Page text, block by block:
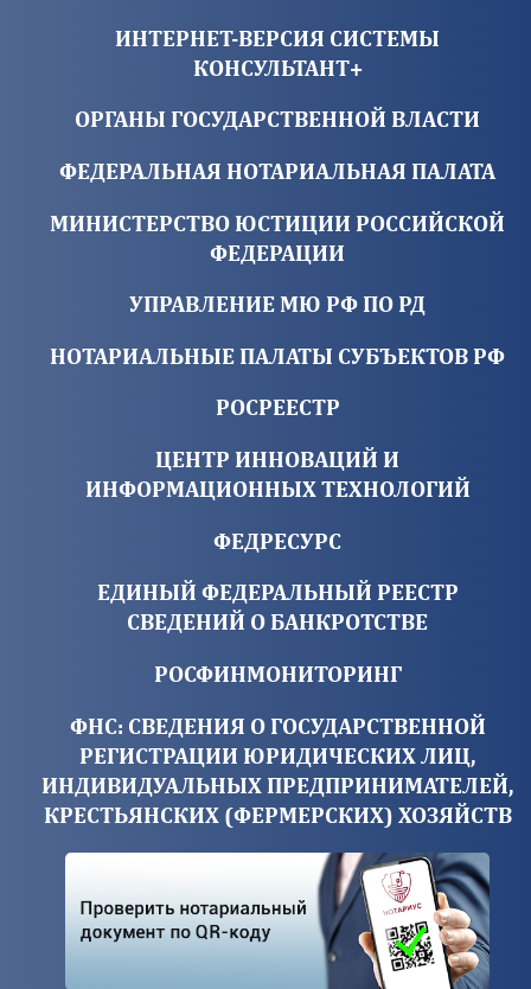
ИНТЕРНЕТ-ВЕРСИЯ СИСТЕМЫ
КОНСУЛЬТАНТ+
ОРГАНЫ ГОСУДАРСТВЕННОЙ ВЛАСТИ
ФЕДЕРАЛЬНАЯ НОТАРИАЛЬНАЯ ПАЛАТА
МИНИСТЕРСТВО ЮСТИЦИИ РОССИЙСКОЙ
ФЕДЕРАЦИИ
УПРАВЛЕНИЕ МЮ РФ ПО РД
НОТАРИАЛЬНЫЕ ПАЛАТЫ СУБЪЕКТОВ РФ
РОСРЕЕСТР
ЦЕНТР ИННОВАЦИЙ И
ИНФОРМАЦИОННЫХ ТЕХНОЛОГИЙ
ФЕДРЕСУРС
ЕДИНЫЙ ФЕДЕРАЛЬНЫЙ РЕЕСТР
СВЕДЕНИЙ О БАНКРОТСТВЕ
РОСФИНМОНИТОРИНГ
ФНС: СВЕДЕНИЯ О ГОСУДАРСТВЕННОЙ
РЕГИСТРАЦИИ ЮРИДИЧЕСКИХ ЛИЦ,
ИНДИВИДУАЛЬНЫХ ПРЕДПРИНИМАТЕЛЕЙ,
КРЕСТЬЯНСКИХ (ФЕРМЕРСКИХ) ХОЗЯЙСТВ